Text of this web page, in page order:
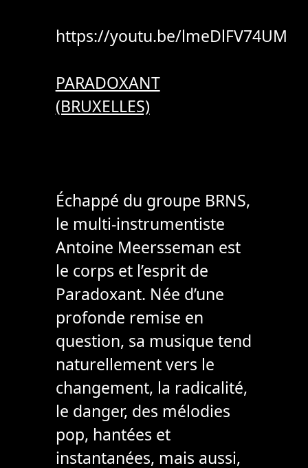
https://youtu.be/lmeDlFV74UM
PARADOXANT
(BRUXELLES)
Échappé du groupe BRNS,
le multi-instrumentiste
Antoine Meersseman est
le corps et l’esprit de
Paradoxant. Née d’une
profonde remise en
question, sa musique tend
naturellement vers le
changement, la radicalité,
le danger, des mélodies
pop, hantées et
instantanées, mais aussi,